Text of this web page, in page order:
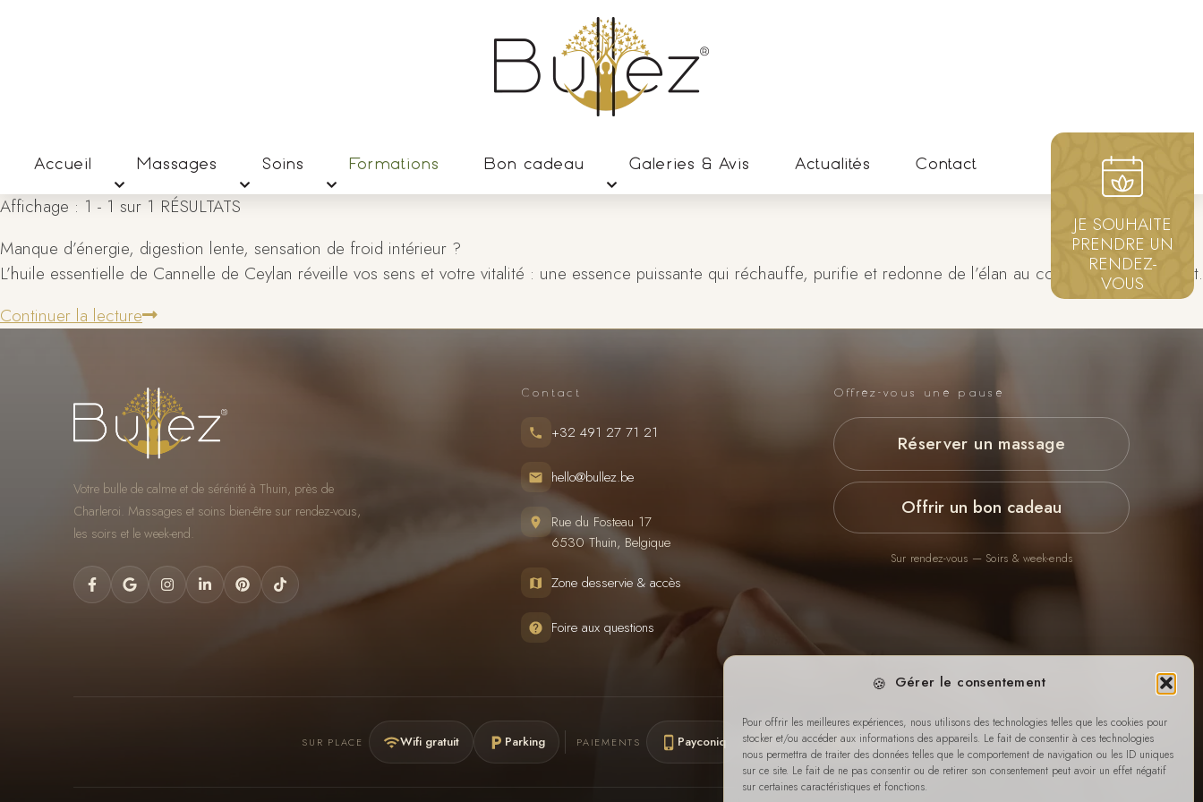
Gérer le consentement
Pour offrir les meilleures expériences, nous utilisons des technologies telles que les cookies pour
stocker et/ou accéder aux informations des appareils. Le fait de consentir à ces technologies
nous permettra de traiter des données telles que le comportement de navigation ou les ID uniques
sur ce site. Le fait de ne pas consentir ou de retirer son consentement peut avoir un effet négatif
sur certaines caractéristiques et fonctions.
Accueil Massages Soins Formations Bon cadeau Galeries & Avis Actualités Contact
JE SOUHAITE
PRENDRE UN
RENDEZ-
VOUS
Affichage : 1 - 1 sur 1 RÉSULTATS
Manque d’énergie, digestion lente, sensation de froid intérieur ?
L’huile essentielle de Cannelle de Ceylan réveille vos sens et votre vitalité : une essence puissante qui réchauffe, purifie et redonne de l’élan au corps comme à l’esprit.
Continuer la lecture
Votre bulle de calme et de sérénité à Thuin, près de
Charleroi. Massages et soins bien-être sur rendez-vous,
les soirs et le week-end.
Contact
+32 491 27 71 21
hello@bullez.be
Rue du Fosteau 17
6530 Thuin, Belgique
Zone desservie & accès
Foire aux questions
Offrez-vous une pause
Réserver un massage
Offrir un bon cadeau
Sur rendez-vous — Soirs & week-ends
SUR PLACE Wifi gratuit Parking PAIEMENTS Payconiq Cash Virement